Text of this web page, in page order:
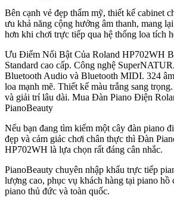
Bên cạnh vẻ đẹp thẩm mỹ, thiết kế cabinet
ưu khả năng cộng hưởng âm thanh, mang
hơn khi chơi trực tiếp qua hệ thống loa tích
Ưu Điểm Nổi Bật Của Roland HP702WH
Standard cao cấp. Công nghệ
Bluetooth Audio và Bluetooth MIDI. 324
loa mạnh mẽ. Thiết kế màu trắng sang
và giải trí lâu dài. Mua Đàn Piano Điện
PianoBeauty
Nếu bạn đang tìm kiếm một cây đàn piano
đẹp và cảm giác chơi chân thực thì Đàn
HP702WH là lựa chọn rất đáng cân nhắc.
PianoBeauty chuyên nhập khẩu trực tiếp
lượng cao, phục vụ khách hàng tại piano hồ
piano thủ đức và toàn quốc.